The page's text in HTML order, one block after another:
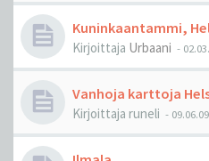
Kuninkaantammi,
Kirjoittaja Urbaani -
Vanhoja karttoja
Kirjoittaja runeli -